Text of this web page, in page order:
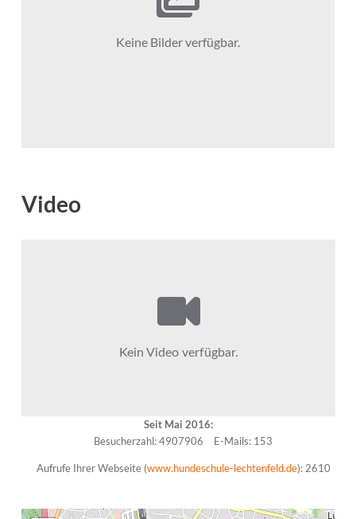
Keine Bilder verfügbar.
Video
Seit Mai 2016:
Besucherzahl: 4907906
E-Mails: 153
Aufrufe Ihrer Webseite (www.hundeschule-lechtenfeld.de): 2610